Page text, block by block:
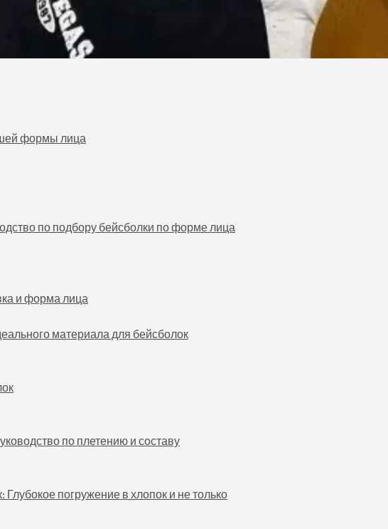
формы лица
по подбору бейсболки по форме лица
и форма лица
материала для бейсболок
по плетению и составу
погружение в хлопок и не только